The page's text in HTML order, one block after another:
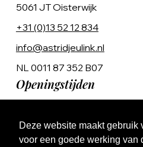
Deze website maakt gebruik
voor een goede werking van
5061 JT Oisterwijk
+31 (0)13 52 12 834
info@astridjeulink.nl
NL 0011 87 352 B07
Openingstijden
Ma t/m Vr 9:00 - 17:00